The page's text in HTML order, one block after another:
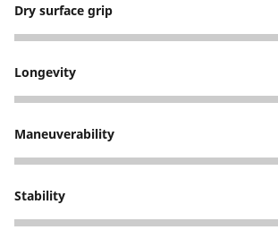
Dry surface grip
4
Longevity
2
Maneuverability
5
Stability
5